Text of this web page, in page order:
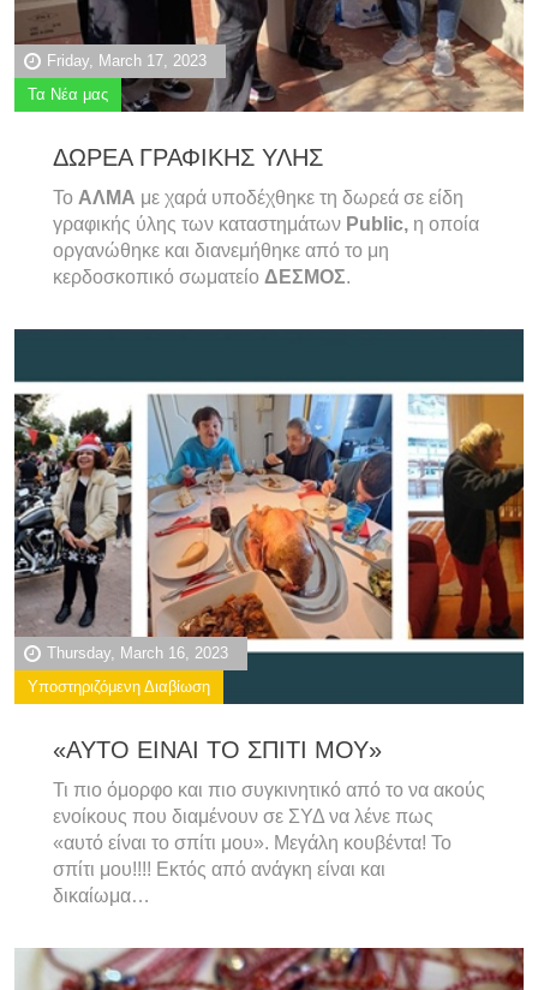
Friday, March 17, 2023
Τα Νέα μας
ΔΩΡΕΑ ΓΡΑΦΙΚΗΣ ΥΛΗΣ
Το ΑΛΜΑ με χαρά υποδέχθηκε τη δωρεά σε είδη
γραφικής ύλης των καταστημάτων Public, η οποία
οργανώθηκε και διανεμήθηκε από το μη
κερδοσκοπικό σωματείο ΔΕΣΜΟΣ.
Thursday, March 16, 2023
Υποστηριζόμενη Διαβίωση
«ΑΥΤΟ ΕΙΝΑΙ ΤΟ ΣΠΙΤΙ ΜΟΥ»
Τι πιο όμορφο και πιο συγκινητικό από το να ακούς
ενοίκους που διαμένουν σε ΣΥΔ να λένε πως
«αυτό είναι το σπίτι μου». Μεγάλη κουβέντα! Το
σπίτι μου!!!! Εκτός από ανάγκη είναι και
δικαίωμα…